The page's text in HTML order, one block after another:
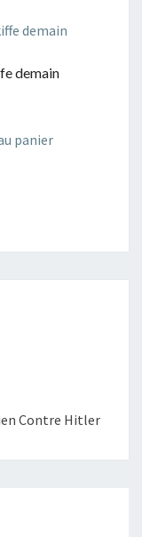
demain
panier
Contre Hitler